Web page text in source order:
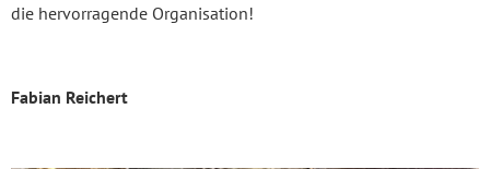
die hervorragende Organisation!
Fabian Reichert